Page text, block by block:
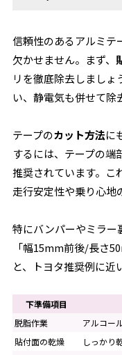
信頼性のあるアルミテ
欠かせません。まず、
リを徹底除去しまし
い、静電気も併せて除
テープのカット方法に
するには、テープの端
推奨されています。こ
走行安定性や乗り心地
特にバンパーやミラー
「幅15mm前後/長さ
と、トヨタ推奨例に近
下準備項目
脱脂作業
アルコー
貼付面の乾燥
しっかり